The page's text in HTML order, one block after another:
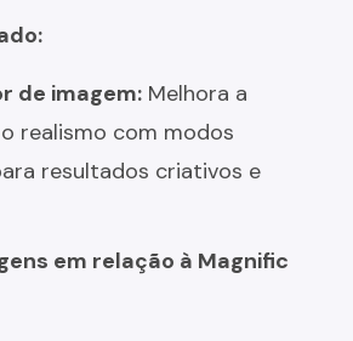
de imagem: Melhora a
realismo com modos
resultados criativos e
em relação à Magnific